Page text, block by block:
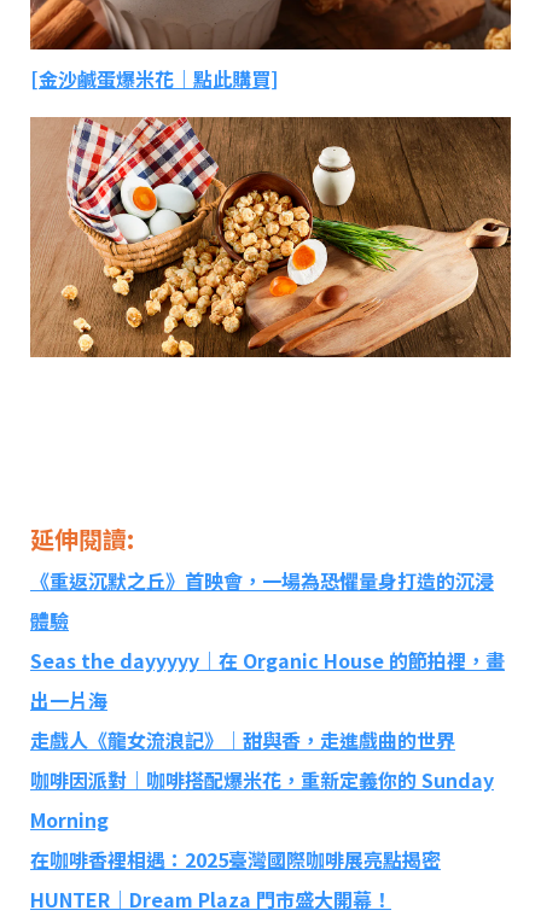
[金沙鹹蛋爆米花｜點此購買]
延伸閱讀:
《重返沉默之丘》首映會，一場為恐懼量身打造的沉浸
體驗
Seas the dayyyyy｜在 Organic House 的節拍裡，畫
出一片海
走戲人《龍女流浪記》｜甜與香，走進戲曲的世界
咖啡因派對｜咖啡搭配爆米花，重新定義你的 Sunday
Morning
在咖啡香裡相遇：2025臺灣國際咖啡展亮點揭密
HUNTER｜Dream Plaza 門市盛大開幕！